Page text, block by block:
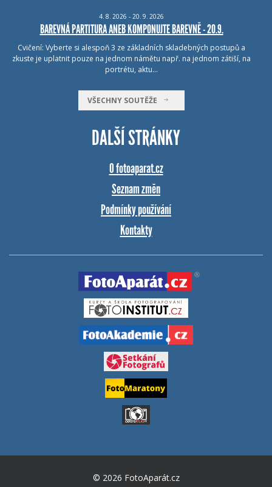
4. 8. 2026 - 20. 9. 2026
BAREVNÁ PARTITURA ANEB KOMPONUJTE BAREVNĚ - 20.9.
Cvičení: Vyberte si alespoň 3 ze základních skladebných postupů a
zkuste je uplatnit pouze na jednom námětu např. na jednom zátiší, na
portrétu, aktu…
VŠECHNY SOUTĚŽE
DALŠÍ STRÁNKY
O fotoaparat.cz
Seznam změn
Podmínky používání
Kontakty
© 2026 FotoAparát.cz